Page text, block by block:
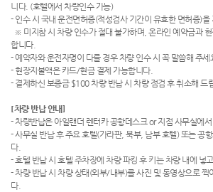
니다. (호텔에서 차량인수 가능)
- 인수 시 국내 운전면허증(적성검사 기간이 유효한 면허증)을
※ 미지참 시 차량 인수가 절대 불가하며, 온라인 예약금과
합니다.
- 예약자와 운전자명이 다를 경우 차량 인수 시 꼭 말씀해 주세
- 현장지불액은 카드/현금 결제 가능합니다.
- 결제하신 보증금 $100 차량 반납 시 차량 점검 후 취소해 드
[차량 반납 안내]
- 차량반납은 아일랜더 렌터카 공항데스크 or 지점 사무실에서
- 사무실 반납 후 주요 호텔(가라판, 북부, 남부 호텔) 또는 공
다.
- 호텔 반납 시 호텔 주차장에 차량 파킹 후 키는 차량 내에 넣
- 차량 반납 시 차량 상태(외부/내부)를 사진 및 동영상으로 찍
다.